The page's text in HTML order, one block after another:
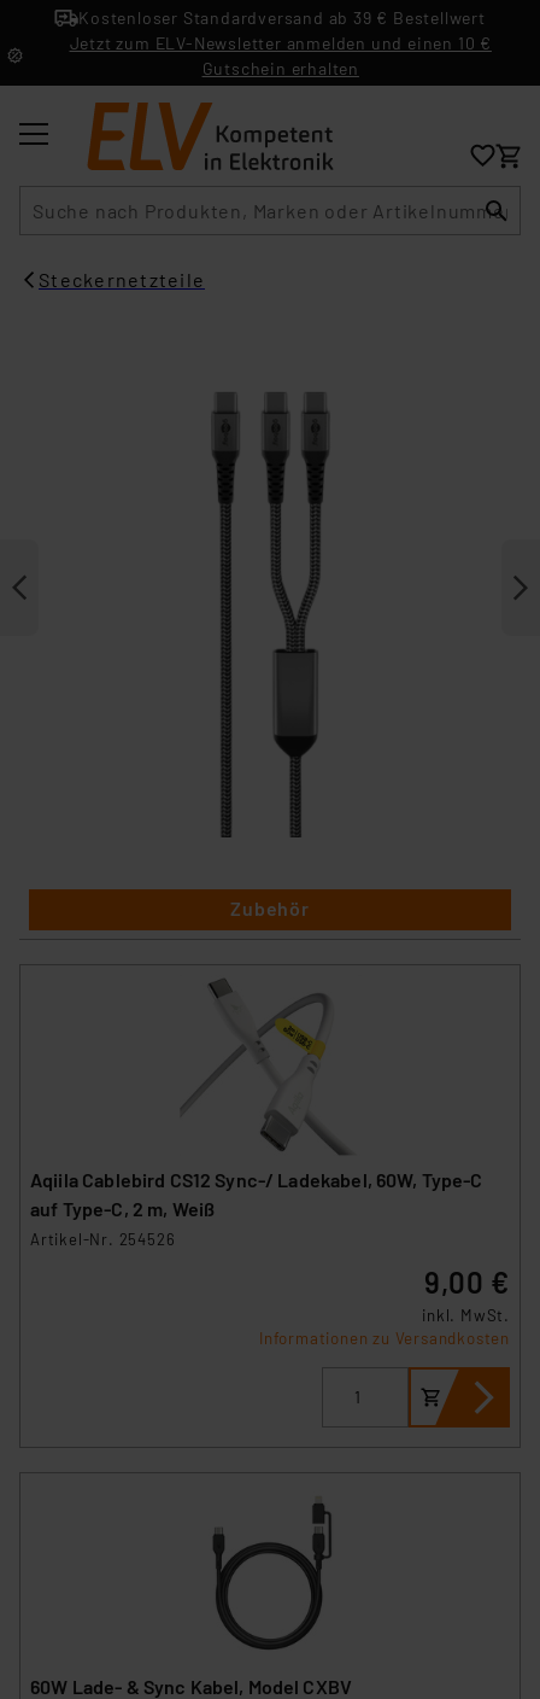
Kostenloser Standardversand ab 39 € Bestellwert
Jetzt zum ELV-Newsletter anmelden und einen 10 €
Gutschein erhalten
Steckernetzteile
Zubehör
Aqiila Cablebird CS12 Sync-/ Ladekabel, 60W, Type-C
auf Type-C, 2 m, Weiß
Artikel-Nr. 254526
9,00 €
inkl. MwSt.
Informationen zu Versandkosten
60W Lade- & Sync Kabel, Model CXBV